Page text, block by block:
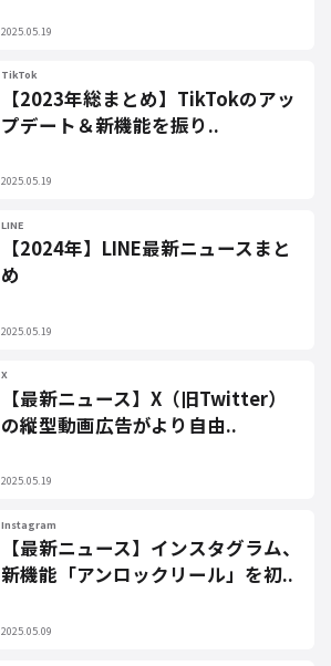
2025.05.19
TikTok
【2023年総まとめ】TikTokのアッ
プデート＆新機能を振り..
2025.05.19
LINE
【2024年】LINE最新ニュースまと
め
2025.05.19
X
【最新ニュース】X（旧Twitter）
の縦型動画広告がより自由..
2025.05.19
Instagram
【最新ニュース】インスタグラム、
新機能「アンロックリール」を初..
2025.05.09